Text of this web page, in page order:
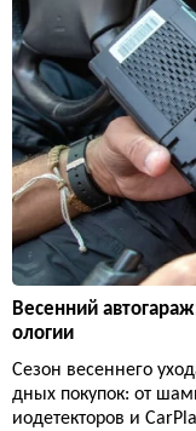
Весенний
ологии
Сезон весеннего
дных покупок: от
иодетекторов и